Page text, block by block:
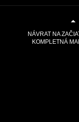
NÁVRAT NA
KOMPLETNÁ